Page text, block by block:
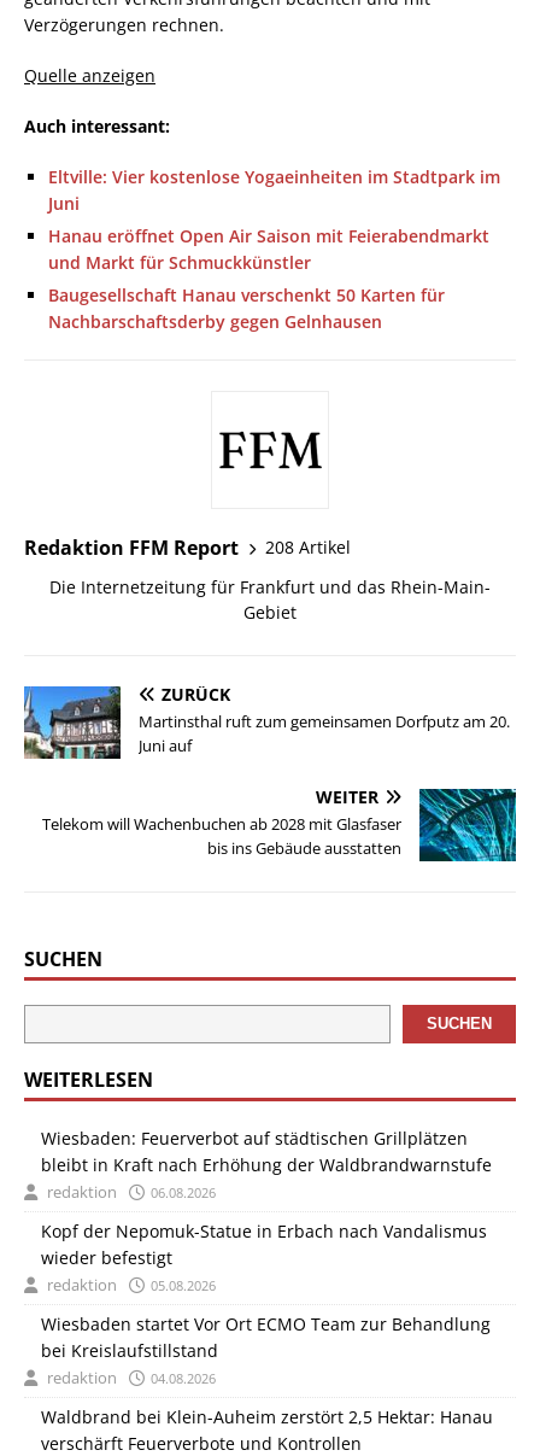
Verzögerungen rechnen.
Quelle anzeigen
Auch interessant:
Eltville: Vier kostenlose Yogaeinheiten im Stadtpark im
Juni
Hanau eröffnet Open Air Saison mit Feierabendmarkt
und Markt für Schmuckkünstler
Baugesellschaft Hanau verschenkt 50 Karten für
Nachbarschaftsderby gegen Gelnhausen
Redaktion FFM Report
208 Artikel
Die Internetzeitung für Frankfurt und das Rhein-Main-
Gebiet
ZURÜCK
Martinsthal ruft zum gemeinsamen Dorfputz am 20.
Juni auf
WEITER
Telekom will Wachenbuchen ab 2028 mit Glasfaser
bis ins Gebäude ausstatten
SUCHEN
SUCHEN
WEITERLESEN
Wiesbaden: Feuerverbot auf städtischen Grillplätzen
bleibt in Kraft nach Erhöhung der Waldbrandwarnstufe
redaktion 06.08.2026
Kopf der Nepomuk-Statue in Erbach nach Vandalismus
wieder befestigt
redaktion 05.08.2026
Wiesbaden startet Vor Ort ECMO Team zur Behandlung
bei Kreislaufstillstand
redaktion 04.08.2026
Waldbrand bei Klein-Auheim zerstört 2,5 Hektar: Hanau
verschärft Feuerverbote und Kontrollen